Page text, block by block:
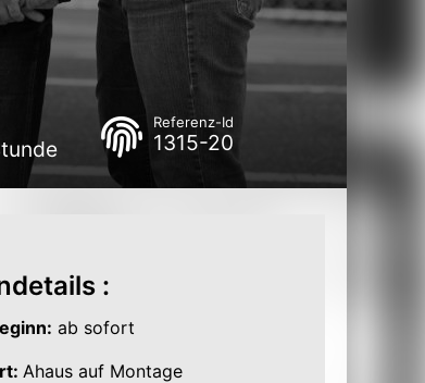
Referenz-Id
1315-20
:
ab sofort
Ahaus auf Montage